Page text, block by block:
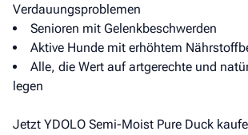
Verdauungsproblemen
Senioren mit Gelenkbeschwerden
Aktive Hunde mit erhöhtem
Alle, die Wert auf artgerechte und
legen
Jetzt YDOLO Semi-Moist Pure Duck